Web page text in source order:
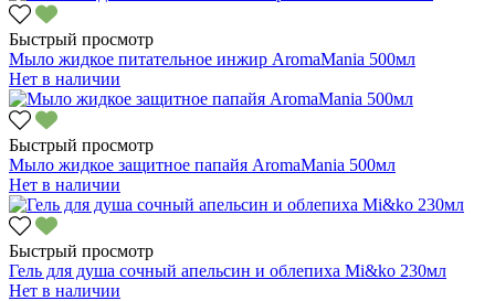
Быстрый просмотр
Мыло жидкое питательное инжир AromaMania 500мл
Нет в наличии
Быстрый просмотр
Мыло жидкое защитное папайя AromaMania 500мл
Нет в наличии
Быстрый просмотр
Гель для душа сочный апельсин и облепиха Mi&ko 230мл
Нет в наличии